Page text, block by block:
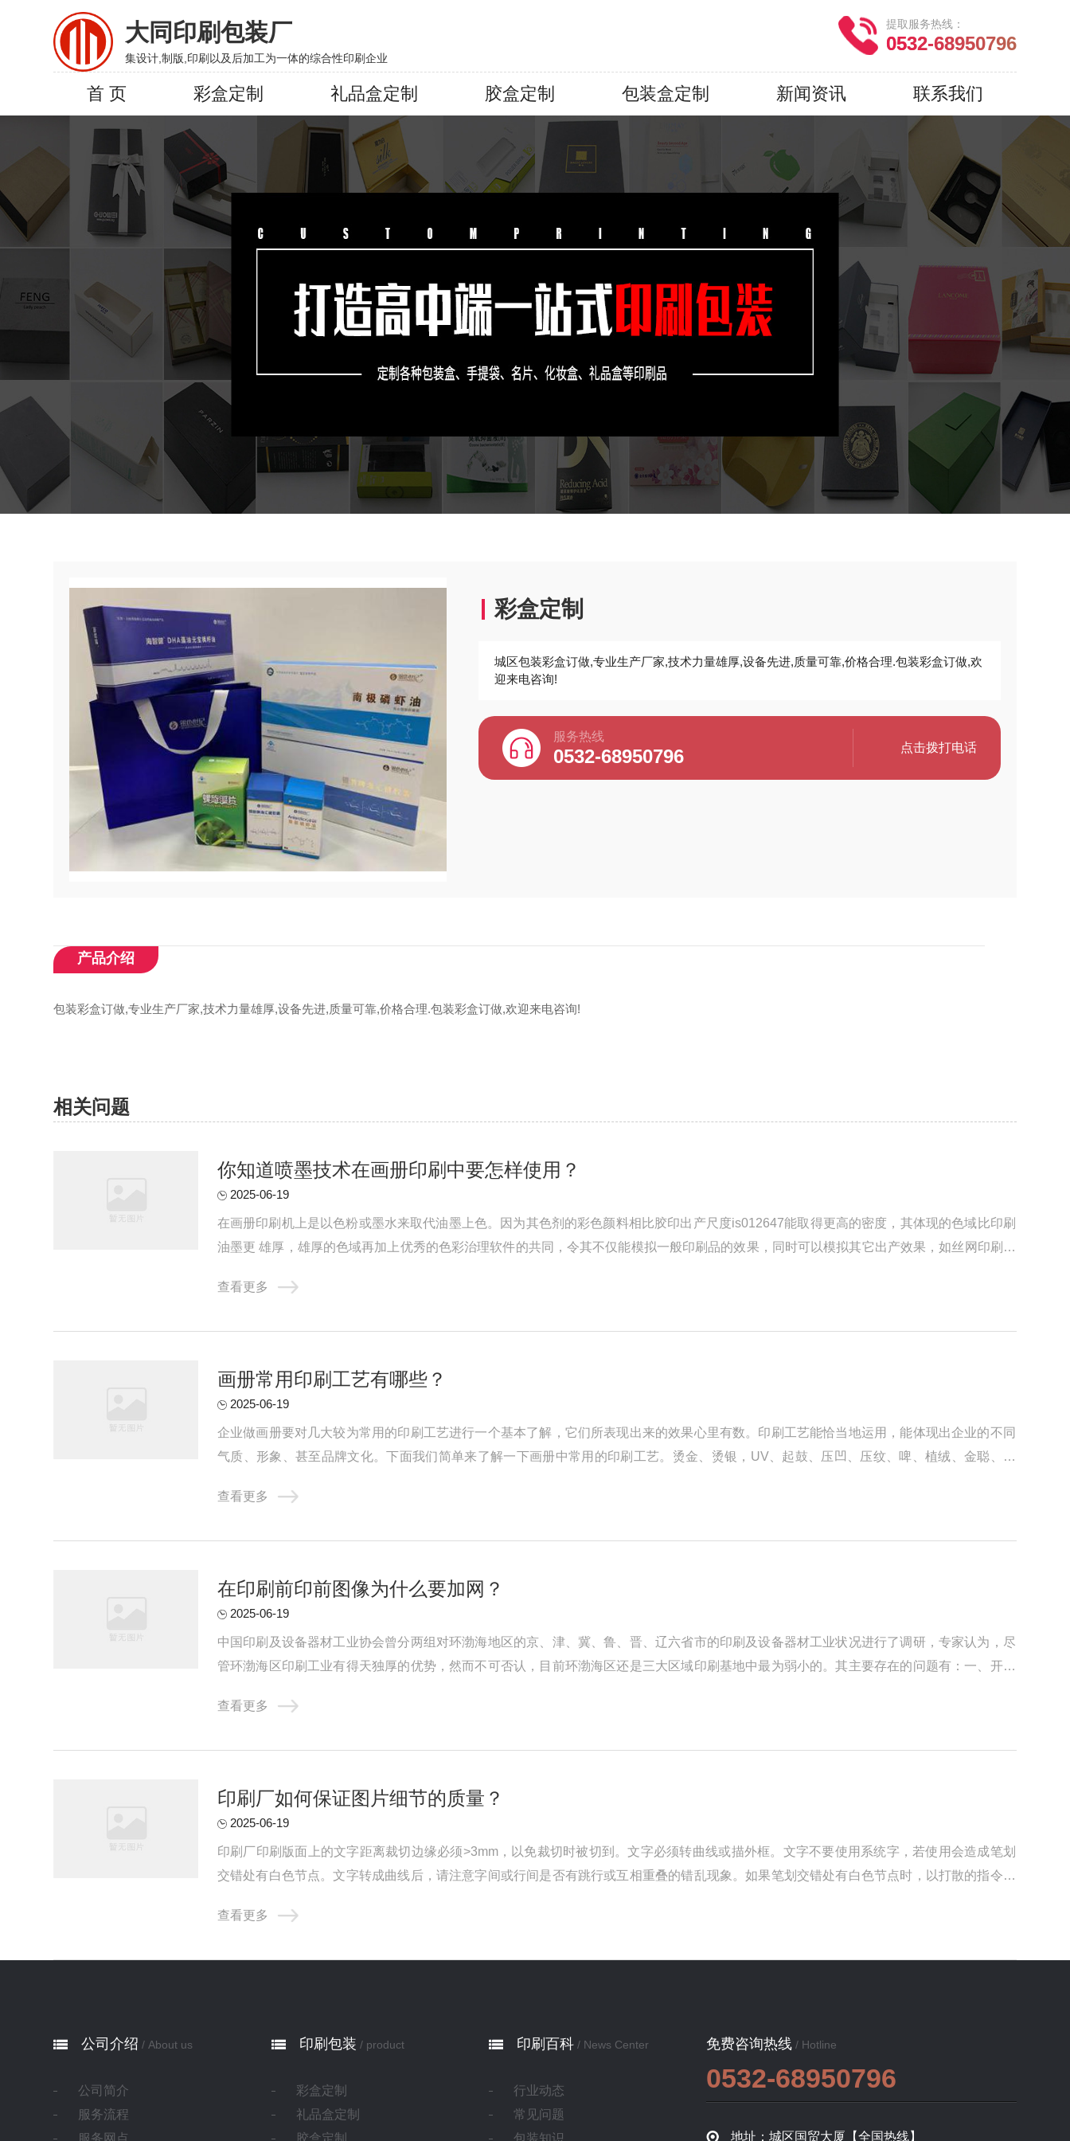
大同印刷包装厂
集设计,制版,印刷以及后加工为一体的综合性印刷企业
提取服务热线：
0532-68950796
首 页 彩盒定制 礼品盒定制 胶盒定制 包装盒定制 新闻资讯 联系我们
彩盒定制
城区包装彩盒订做,专业生产厂家,技术力量雄厚,设备先进,质量可靠,价格合理.包装彩盒订做,欢
迎来电咨询!
服务热线
0532-68950796 点击拨打电话
产品介绍
包装彩盒订做,专业生产厂家,技术力量雄厚,设备先进,质量可靠,价格合理.包装彩盒订做,欢迎来电咨询!
相关问题
你知道喷墨技术在画册印刷中要怎样使用？
2025-06-19
在画册印刷机上是以色粉或墨水来取代油墨上色。因为其色剂的彩色颜料相比胶印出产尺度is012647能取得更高的密度，其体现的色域比印刷
油墨更 雄厚，雄厚的色域再加上优秀的色彩治理软件的共同，令其不仅能模拟一般印刷品的效果，同时可以模拟其它出产效果，如丝网印刷，
查看更多
画册常用印刷工艺有哪些？
2025-06-19
企业做画册要对几大较为常用的印刷工艺进行一个基本了解，它们所表现出来的效果心里有数。印刷工艺能恰当地运用，能体现出企业的不同
气质、形象、甚至品牌文化。下面我们简单来了解一下画册中常用的印刷工艺。烫金、烫银，UV、起鼓、压凹、压纹、啤、植绒、金聪、热
查看更多
在印刷前印前图像为什么要加网？
2025-06-19
中国印刷及设备器材工业协会曾分两组对环渤海地区的京、津、冀、鲁、晋、辽六省市的印刷及设备器材工业状况进行了调研，专家认为，尽
管环渤海区印刷工业有得天独厚的优势，然而不可否认，目前环渤海区还是三大区域印刷基地中最为弱小的。其主要存在的问题有：一、开放
查看更多
印刷厂如何保证图片细节的质量？
2025-06-19
印刷厂印刷版面上的文字距离裁切边缘必须>3mm，以免裁切时被切到。文字必须转曲线或描外框。文字不要使用系统字，若使用会造成笔划
交错处有白色节点。文字转成曲线后，请注意字间或行间是否有跳行或互相重叠的错乱现象。如果笔划交错处有白色节点时，以打散的指令处
查看更多
免费咨询热线 / Hotline
0532-68950796
地址：城区国贸大厦【全国热线】
公司介绍 / About us
公司简介
服务流程
服务网点
印刷包装 / product
彩盒定制
礼品盒定制
胶盒定制
印刷百科/ News Center
行业动态
常见问题
包装知识